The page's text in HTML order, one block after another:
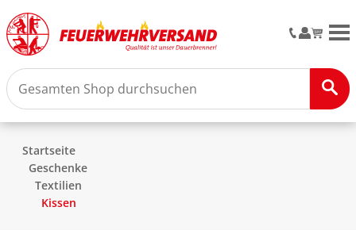
Startseite
Geschenke
Textilien
Kissen